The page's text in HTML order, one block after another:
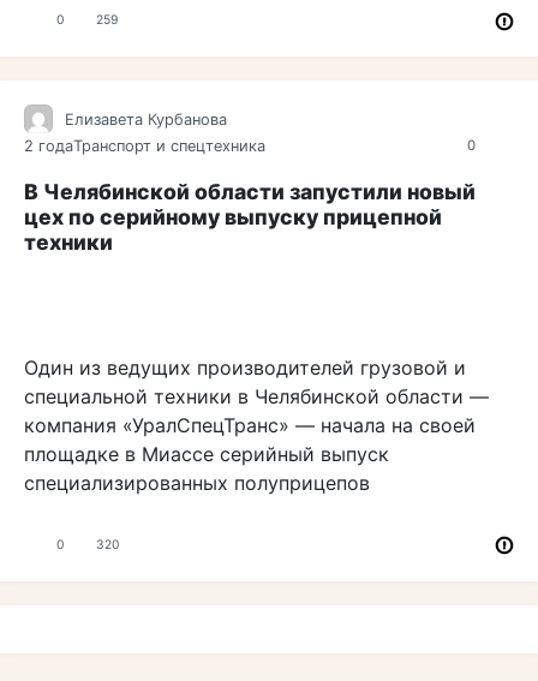
0 259
0
Елизавета Курбанова
2 годаТранспорт и спецтехника
В Челябинской области запустили новый
цех по серийному выпуску прицепной
техники
Один из ведущих производителей грузовой и
специальной техники в Челябинской области —
компания «УралСпецТранс» — начала на своей
площадке в Миассе серийный выпуск
специализированных полуприцепов
0 320